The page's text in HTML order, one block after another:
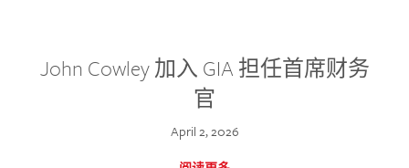
John Cowley 加入 GIA 担任首席财务
官
April 2, 2026